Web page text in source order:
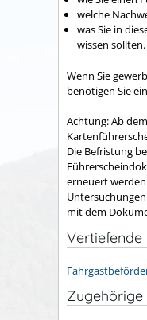
welche
was Sie in
wissen sollten.
Wenn Sie
benötigen Sie
Achtung: Ab
Die Befristung
erneuert
mit dem
Zugehörige